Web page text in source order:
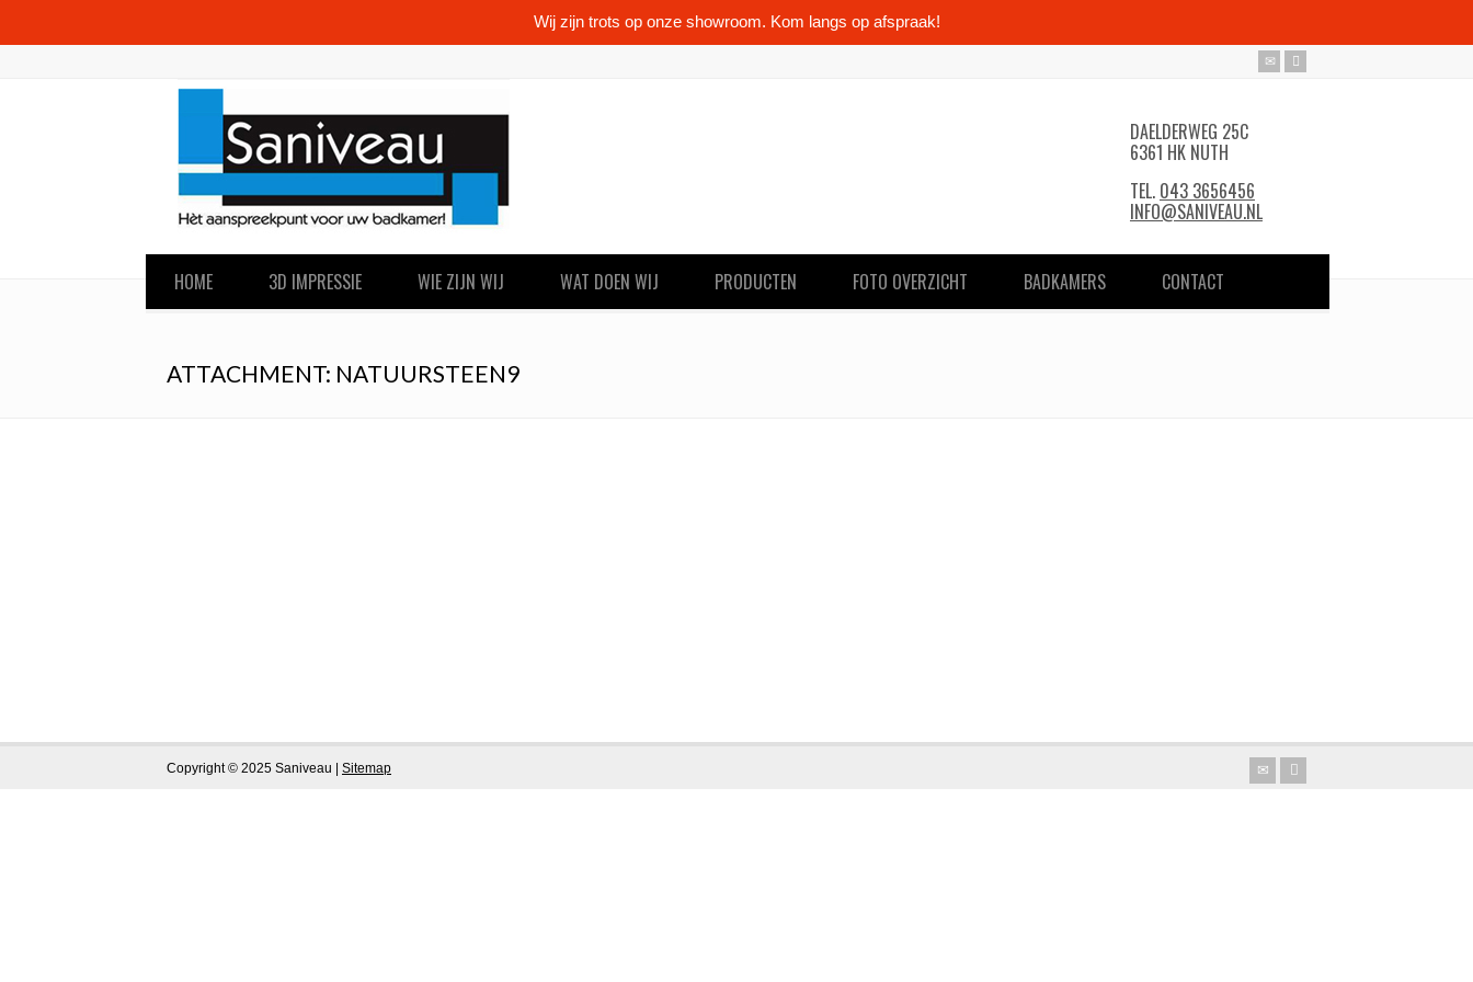
Wij zijn trots op onze showroom. Kom langs op afspraak!
DAELDERWEG 25C
6361 HK NUTH
TEL. 043 3656456
INFO@SANIVEAU.NL
HOME 3D IMPRESSIE WIE ZIJN WIJ WAT DOEN WIJ PRODUCTEN FOTO OVERZICHT BADKAMERS CONTACT
ATTACHMENT: NATUURSTEEN9
Copyright © 2025 Saniveau | Sitemap